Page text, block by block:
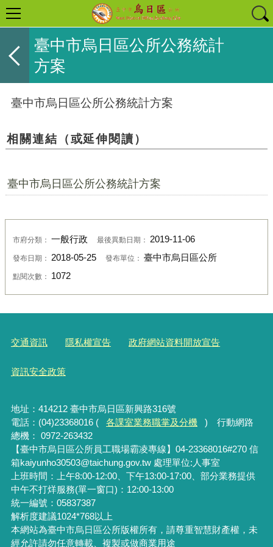
臺中市烏日區公所公務統計
方案
臺中市烏日區公所公務統計方案
相關連結（或延伸閱讀）
臺中市烏日區公所公務統計方案
市府分類： 一般行政 最後異動日期： 2019-11-06
發布日期： 2018-05-25 發布單位： 臺中市烏日區公所
點閱次數： 1072
交通資訊 隱私權宣告 政府網站資料開放宣告
資訊安全政策
地址：414212 臺中市烏日區新興路316號
電話：(04)23368016 (
各課室業務職掌及分機
) 行動網路
總機： 0972-263432
【臺中市烏日區公所員工職場霸凌專線】04-23368016#270 信
箱kaiyunho30503@taichung.gov.tw 處理單位:人事室
上班時間：上午8:00-12:00、下午13:00-17:00、部分業務提供
中午不打烊服務(單一窗口)：12:00-13:00
統一編號：05837387
解析度建議1024*768以上
本網站為臺中市烏日區公所版權所有，請尊重智慧財產權，未
經允許請勿任意轉載、複製或做商業用途